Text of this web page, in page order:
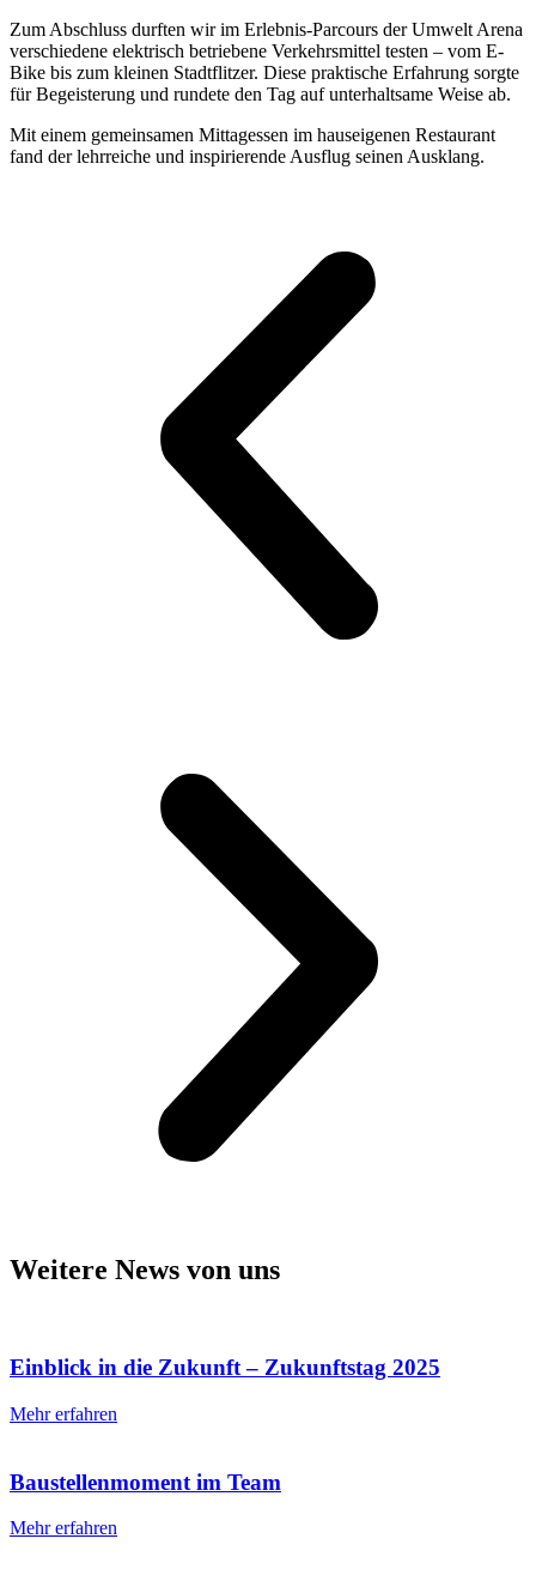
Zum Abschluss durften wir im Erlebnis-Parcours der Umwelt Arena
verschiedene elektrisch betriebene Verkehrsmittel testen – vom E-
Bike bis zum kleinen Stadtflitzer. Diese praktische Erfahrung sorgte
für Begeisterung und rundete den Tag auf unterhaltsame Weise ab.
Mit einem gemeinsamen Mittagessen im hauseigenen Restaurant
fand der lehrreiche und inspirierende Ausflug seinen Ausklang.
Weitere News von uns
Einblick in die Zukunft – Zukunftstag 2025
Mehr erfahren
Baustellenmoment im Team
Mehr erfahren